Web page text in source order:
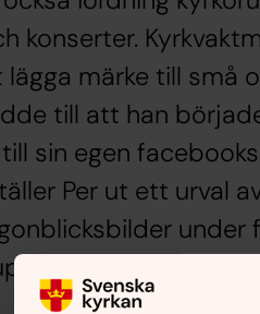
konserter.
märke till små
till att han
sin egen
Per ut ett urval